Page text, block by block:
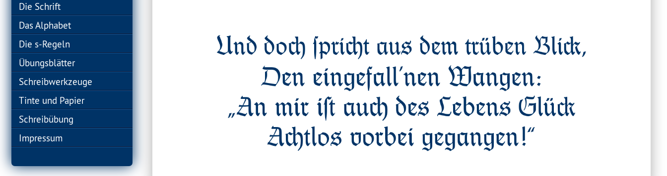
Die Schrift
Das Alphabet
Die s-Regeln
Übungsblätter
Schreibwerkzeuge
Tinte und Papier
Schreibübung
Impressum